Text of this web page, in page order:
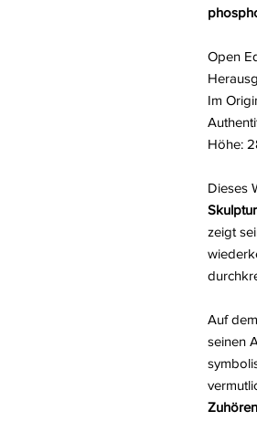
Open
Im
Höhe:
Dieses
Skulptur
zeigt
Auf
seinen